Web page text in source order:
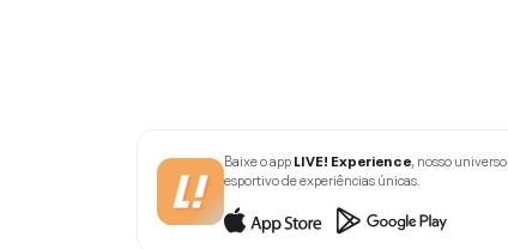
Baixe o appLIVE! Experience, nosso universo
esportivo de experiências únicas.